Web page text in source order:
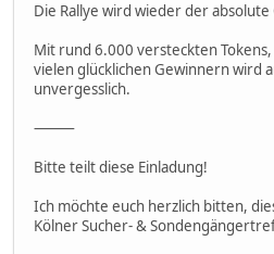
Die Rallye wird wieder der
Mit rund 6.000 versteckten
vielen glücklichen Gewinnern wird
unvergesslich.
⸻
Bitte teilt diese Einladung!
Ich möchte euch herzlich bitten,
Kölner Sucher- &